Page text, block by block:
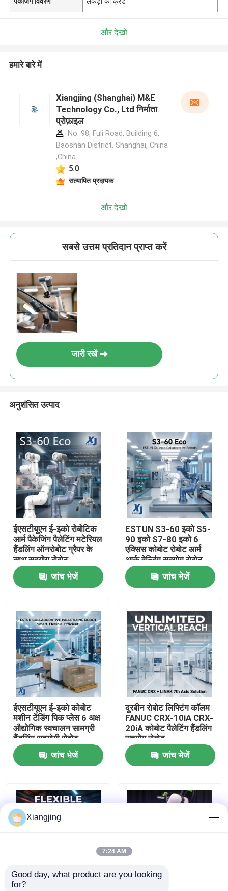
उत्पाद
वीडियो
हमारे बारे में
कारखाना भ्रमण
गुणवत्ता नियंत्रण
हमसे संपर्क करें
ब्लॉग
एक उद्धरण का अनुरोध करें
औद्योगिक रोबोट बांह
और देखो
हमारे बारे में
Xiangjing (Shanghai) M&E
Technology Co., Ltd निर्माता
प्रोफ़ाइल
No. 98, Fuli Road, Building 6,
Baoshan District, Shanghai, China
,China
5.0
सत्यापित प्रदायक
और देखो
सबसे उत्तम प्रतिदान प्राप्त करें
जारी रखें
अनुशंसित उत्पाद
ईएसटीयूएन ई-इको रोबोटिक
आर्म पैकेजिंग पैलेटिंग मटेरियल
हैंडलिंग ऑनरोबोट ग्रैपर के
साथ सहयोग रोबोट
जांच भेजें
ESTUN S3-60 इको S5-
90 इको S7-80 इको 6
एक्सिस कोबोट रोबोट आर्म
आर्क वेल्डिंग सहयोग रोबोट
सीएनजीबीएस वेल्डिंग
पोजिशनिंग जांच भेजें
ईएसटीयूएन ई-इको कोबोट
मशीन टेंडिंग पिक प्लेस 6 अक्ष
औद्योगिक स्वचालन सामग्री
हैंडलिंग सहयोगी रोबोट
जांच भेजें
दूरबीन रोबोट लिफ्टिंग कॉलम
FANUC CRX-10iA CRX-
20iA कोबोट पैलेटिंग हैंडलिंग
सहयोग रोबोट
जांच भेजें
LINAK एलिवेट लिफ्टिंग
Xiangjing
7:24 AM
Good day, what product are you looking
for?